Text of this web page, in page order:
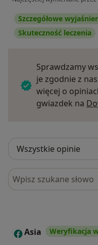
Szczegółowe
Skuteczność leczenia
Sprawdzamy
je zgodnie z
więcej o
gwiazdek na
Szukaj w opiniach
A Asia Weryfikacja